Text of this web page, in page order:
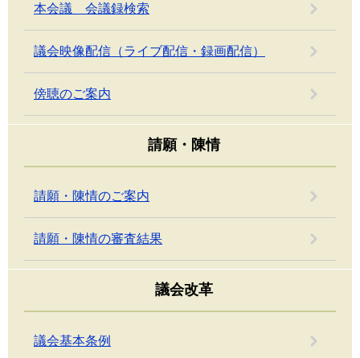
本会議 会議録検索
議会映像配信（ライブ配信・録画配信）
傍聴のご案内
請願・陳情
請願・陳情のご案内
請願・陳情の審査結果
議会改革
議会基本条例